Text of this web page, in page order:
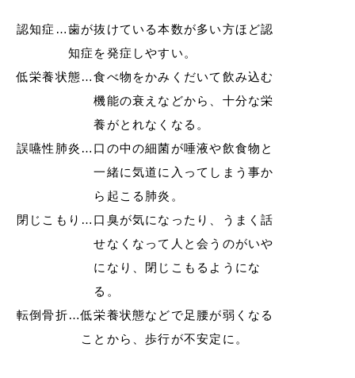
認知症…歯が抜けている本数が多い方ほど認
知症を発症しやすい。
低栄養状態…食べ物をかみくだいて飲み込む
機能の衰えなどから、十分な栄
養がとれなくなる。
誤嚥性肺炎…口の中の細菌が唾液や飲食物と
一緒に気道に入ってしまう事か
ら起こる肺炎。
閉じこもり…口臭が気になったり、うまく話
せなくなって人と会うのがいや
になり、閉じこもるようにな
る。
転倒骨折…低栄養状態などで足腰が弱くなる
ことから、歩行が不安定に。